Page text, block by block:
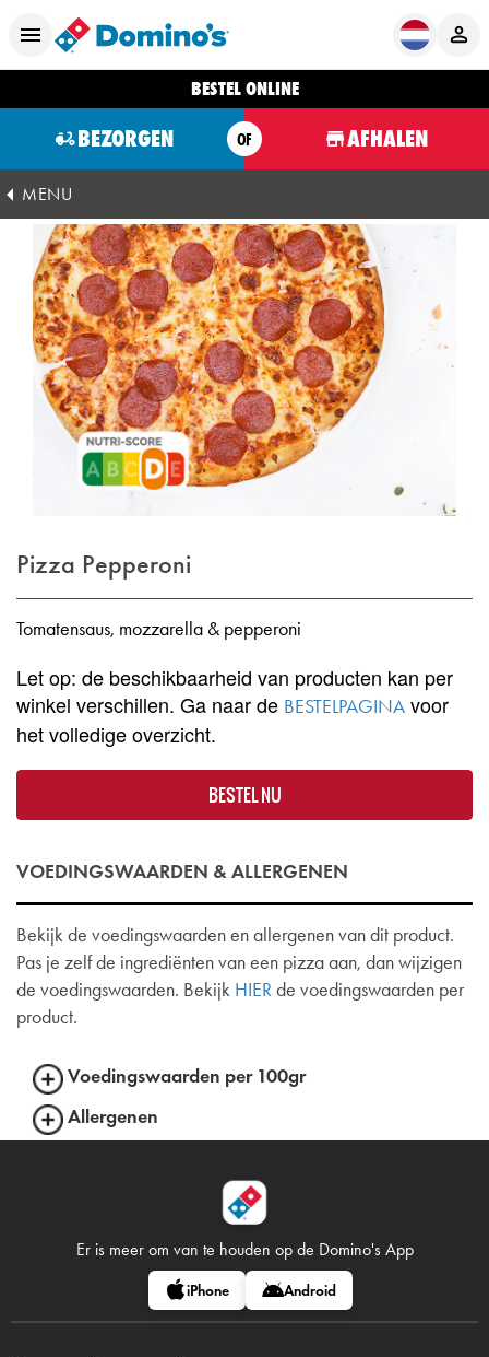
BESTEL ONLINE
BEZORGEN OF AFHALEN
MENU
Pizza Pepperoni
Tomatensaus, mozzarella & pepperoni
Let op: de beschikbaarheid van producten kan per
winkel verschillen. Ga naar de BESTELPAGINA voor
het volledige overzicht.
BESTEL NU
VOEDINGSWAARDEN & ALLERGENEN
Bekijk de voedingswaarden en allergenen van dit product.
Pas je zelf de ingrediënten van een pizza aan, dan wijzigen
de voedingswaarden. Bekijk HIERde voedingswaarden per
product.
Voedingswaarden per 100gr
Allergenen
Er is meer om van te houden op de Domino's App
iPhone Android